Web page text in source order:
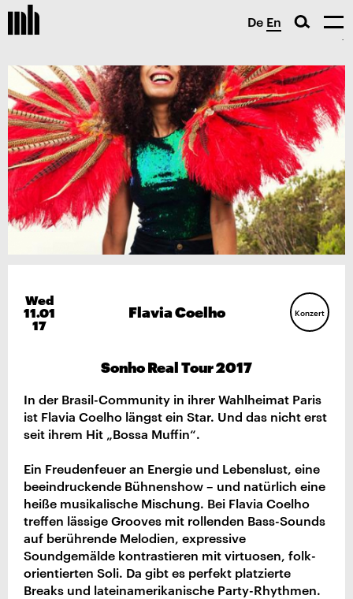
De En
Wed
11.01
17
Flavia Coelho Konzert
Sonho Real Tour 2017
In der Brasil-Community in ihrer Wahlheimat Paris
ist Flavia Coelho längst ein Star. Und das nicht erst
seit ihrem Hit „Bossa Muffin“.
Ein Freudenfeuer an Energie und Lebenslust, eine
beeindruckende Bühnenshow – und natürlich eine
heiße musikalische Mischung. Bei Flavia Coelho
treffen lässige Grooves mit rollenden Bass-Sounds
auf berührende Melodien, expressive
Soundgemälde kontrastieren mit virtuosen, folk-
orientierten Soli. Da gibt es perfekt platzierte
Breaks und lateinamerikanische Party-Rhythmen.